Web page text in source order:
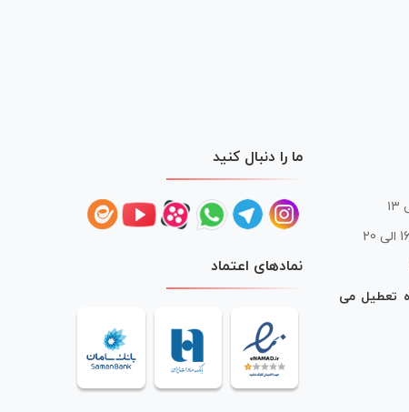
20
تعطیل می
ما را دنبال کنید
نمادهای اعتماد